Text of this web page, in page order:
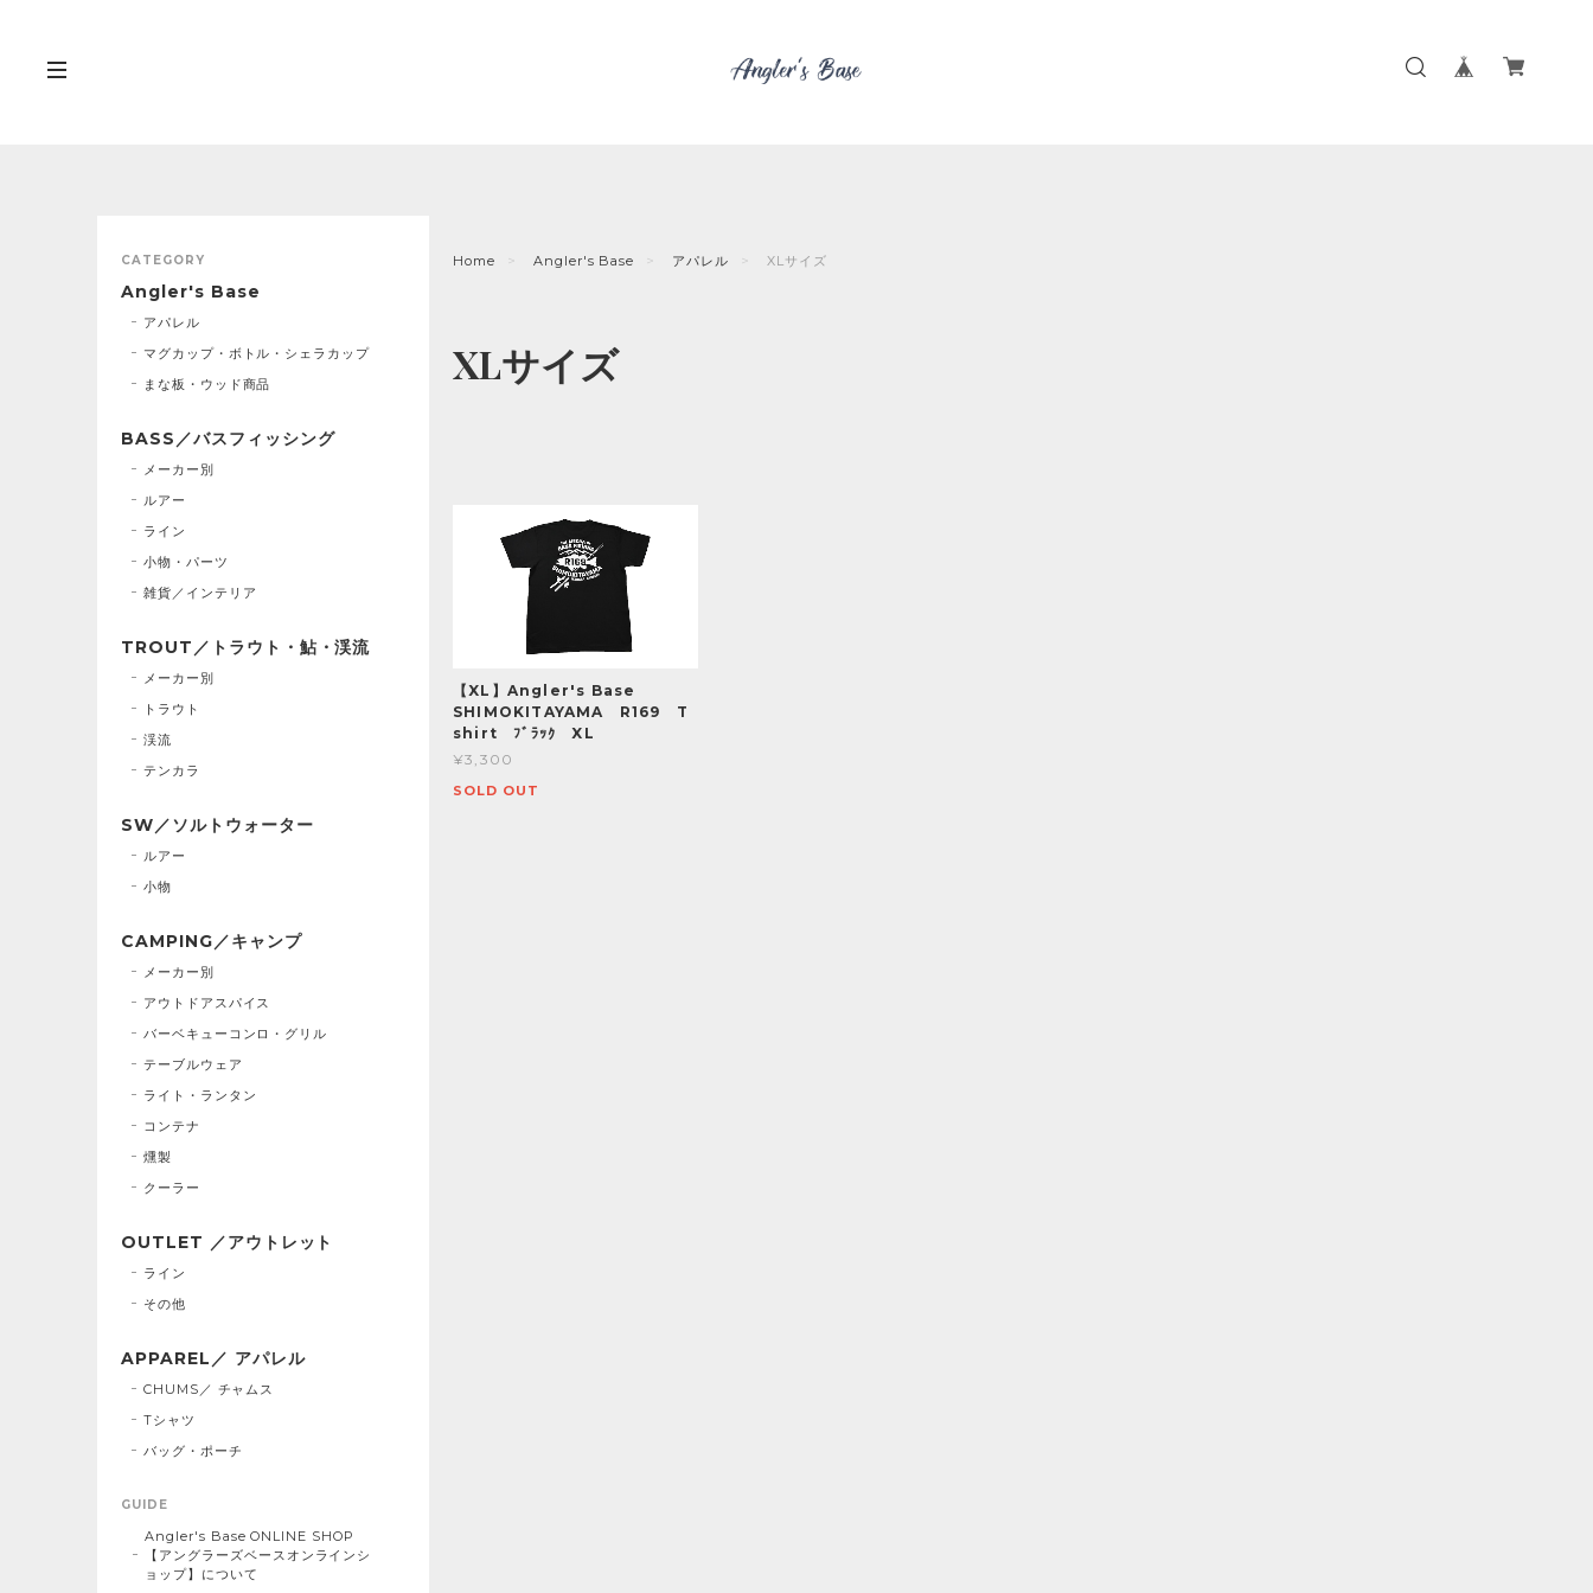
Home Angler's Base アパレル XLサイズ
XLサイズ
【XL】Angler's Base
SHIMOKITAYAMA R169 T
shirt ﾌﾞﾗｯｸ XL
¥3,300
SOLD OUT
CATEGORY
Angler's Base
アパレル
マグカップ・ボトル・シェラカップ
まな板・ウッド商品
BASS／バスフィッシング
メーカー別
ルアー
ライン
小物・パーツ
雑貨／インテリア
TROUT／トラウト・鮎・渓流
メーカー別
トラウト
渓流
テンカラ
SW／ソルトウォーター
ルアー
小物
CAMPING／キャンプ
メーカー別
アウトドアスパイス
バーベキューコンロ・グリル
テーブルウェア
ライト・ランタン
コンテナ
燻製
クーラー
OUTLET ／アウトレット
ライン
その他
APPAREL／ アパレル
CHUMS／ チャムス
Tシャツ
バッグ・ポーチ
GUIDE
Angler's Base ONLINE SHOP
【アングラーズベースオンラインシ
ョップ】について